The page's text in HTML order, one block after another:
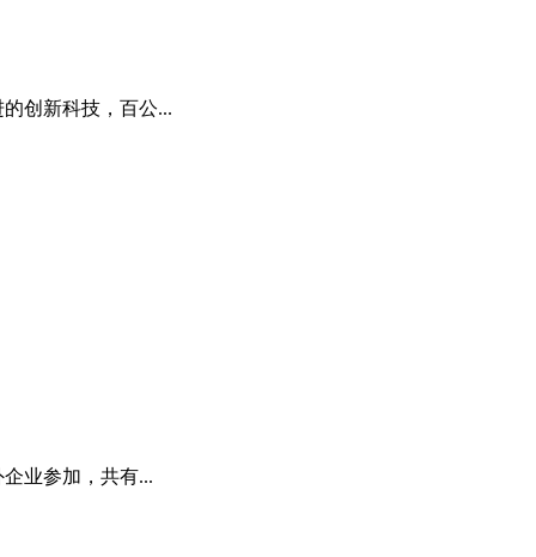
创新科技，百公...
业参加，共有...